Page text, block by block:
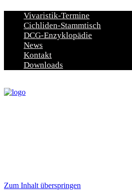
Vivaristik-Termine
Cichliden-Stammtisch
DCG-Enzyklopädie
News
Kontakt
Downloads
Zum Inhalt überspringen